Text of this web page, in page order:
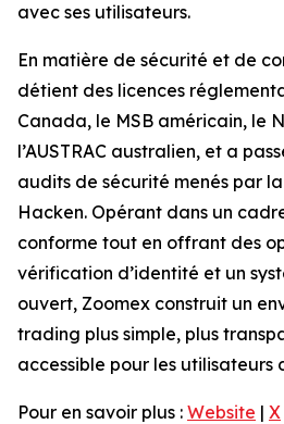
avec ses utilisateurs.
En matière de sécurité et de
détient des licences
Canada, le MSB américain, le
l’AUSTRAC australien, et a
audits de sécurité menés par
Hacken. Opérant dans un
conforme tout en offrant des
vérification d’identité et un
ouvert, Zoomex construit un
trading plus simple, plus
accessible pour les utilisateurs
Pour en savoir plus : Website | X